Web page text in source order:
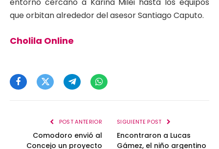
entorno cercano a Karina Milei hasta los equipos
que orbitan alrededor del asesor Santiago Caputo.
Cholila Online
FacebookTwitterTelegramWhatsApp
POST ANTERIOR
Comodoro envió al
Concejo un proyecto
SIGUIENTE POST
Encontraron a Lucas
Gámez, el niño argentino